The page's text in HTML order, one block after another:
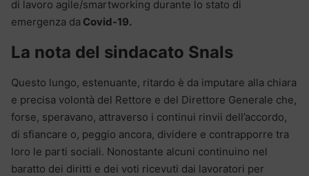
di lavoro agile/smartworking durante lo stato di
emergenza da Covid-19.
La nota del sindacato Snals
Questo lungo, estenuante, ritardo è da imputare alla chiara
e precisa volontà del Rettore e del Direttore Generale che,
forse, speravano, attraverso i continui rinvii dell’accordo,
di sfiancare o, peggio ancora, dividere e contrapporre tra
loro le parti sociali. Nonostante alcuni continuino nel
baratto dei diritti e dei voti ricevuti dai lavoratori per